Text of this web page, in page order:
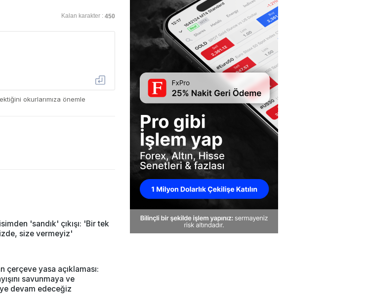
Kalan karakter : 450
okurlarımıza önemle
'sandık' çıkışı: 'Bir tek
size vermeyiz'
çerçeve yasa açıklaması:
savunmaya ve
devam edeceğiz